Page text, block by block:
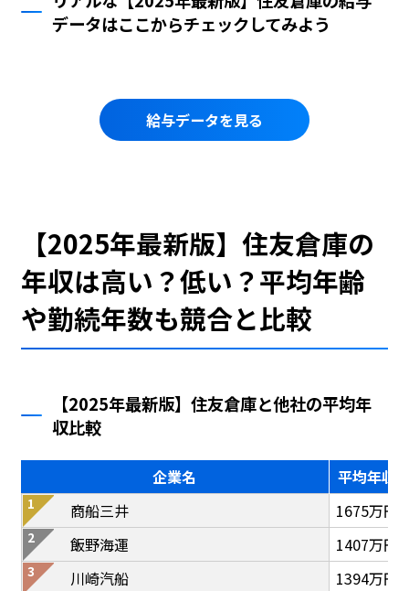
データはここからチェックしてみよう
給与データを見る
【2025年最新版】住友倉庫の
年収は高い？低い？平均年齢
や勤続年数も競合と比較
【2025年最新版】住友倉庫と他社の平均年
収比較
企業名
平均年収
商船三井
1675万円
飯野海運
1407万円
川崎汽船
1394万円